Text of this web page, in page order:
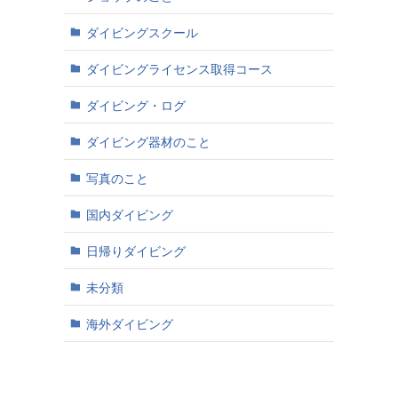
ダイビングスクール
ダイビングライセンス取得コース
ダイビング・ログ
ダイビング器材のこと
写真のこと
国内ダイビング
日帰りダイビング
未分類
海外ダイビング